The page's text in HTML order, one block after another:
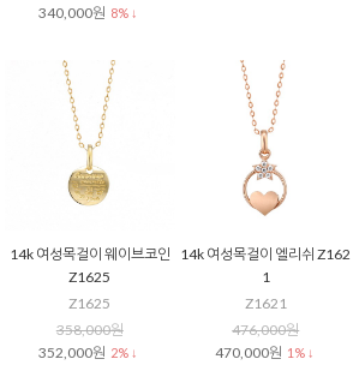
340,000원 8% ↓
14k 여성목걸이 웨이브코인
Z1625
Z1625
358,000원
352,000원 2% ↓
14k 여성목걸이 엘리쉬 Z162
1
Z1621
476,000원
470,000원 1% ↓